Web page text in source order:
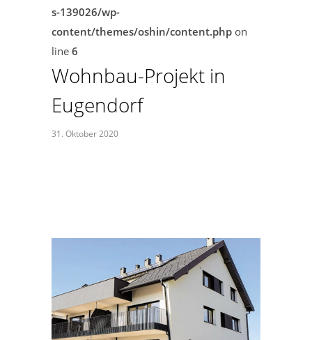
s-139026/wp-
content/themes/oshin/content.php on
line 6
Wohnbau-Projekt in
Eugendorf
31. Oktober 2020